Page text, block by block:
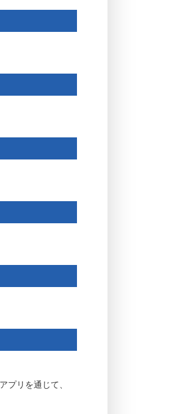
リを通じて、